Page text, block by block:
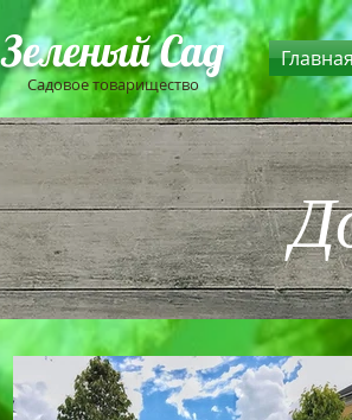
Садовое товарищество
Зеленый Сад